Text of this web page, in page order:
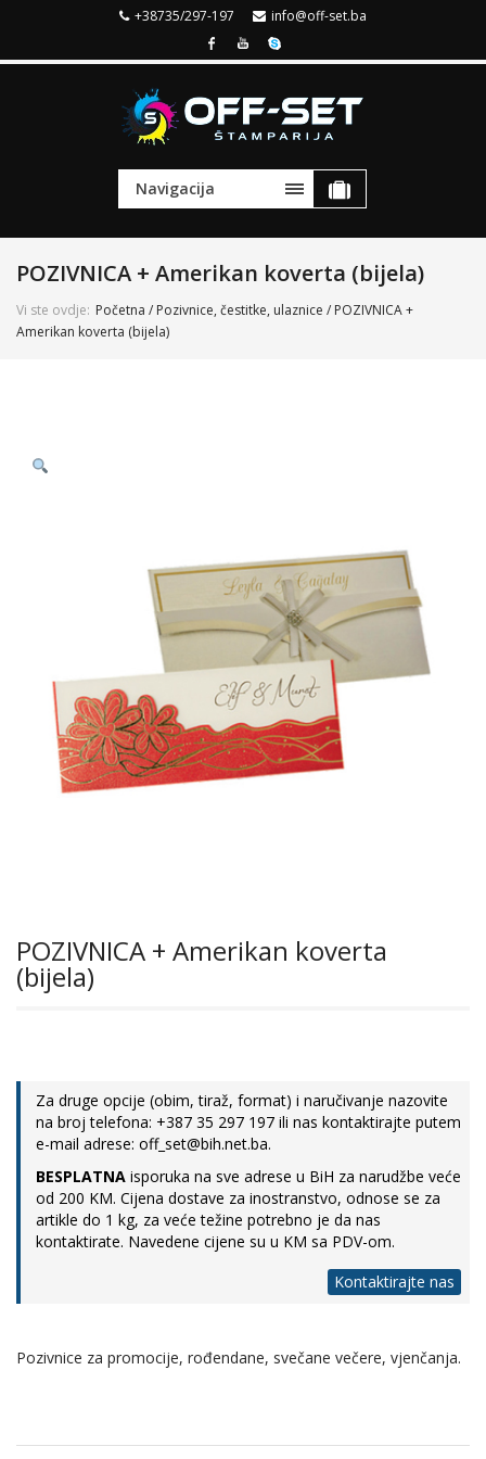
+38735/297-197 info@off-set.ba
Navigacija
POZIVNICA + Amerikan koverta (bijela)
Vi ste ovdje: Početna / Pozivnice, čestitke, ulaznice / POZIVNICA +
Amerikan koverta (bijela)
POZIVNICA + Amerikan koverta
(bijela)
Za druge opcije (obim, tiraž, format) i naručivanje nazovite
na broj telefona: +387 35 297 197 ili nas kontaktirajte putem
e-mail adrese: off_set@bih.net.ba.
BESPLATNA isporuka na sve adrese u BiH za narudžbe veće
od 200 KM. Cijena dostave za inostranstvo, odnose se za
artikle do 1 kg, za veće težine potrebno je da nas
kontaktirate. Navedene cijene su u KM sa PDV-om.
Kontaktirajte nas
Pozivnice za promocije, rođendane, svečane večere, vjenčanja.